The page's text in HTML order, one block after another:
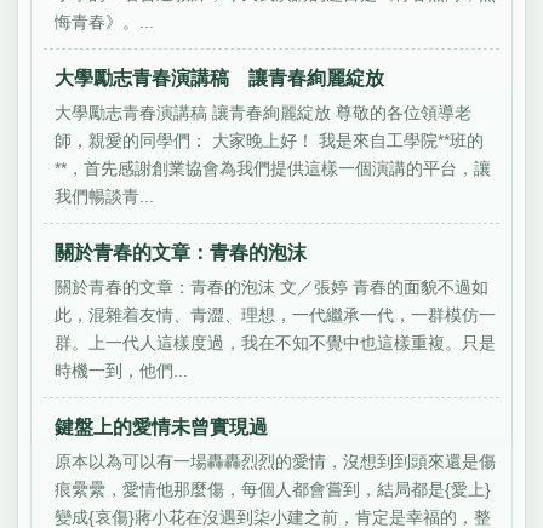
悔青春》。...
大學勵志青春演講稿 讓青春絢麗綻放
大學勵志青春演講稿 讓青春絢麗綻放 尊敬的各位領導老
師，親愛的同學們： 大家晚上好！ 我是來自工學院**班的
**，首先感謝創業協會為我們提供這樣一個演講的平台，讓
我們暢談青...
關於青春的文章：青春的泡沫
關於青春的文章：青春的泡沫 文／張婷 青春的面貌不過如
此，混雜着友情、青澀、理想，一代繼承一代，一群模仿一
群。上一代人這樣度過，我在不知不覺中也這樣重複。只是
時機一到，他們...
鍵盤上的愛情未曾實現過
原本以為可以有一場轟轟烈烈的愛情，沒想到到頭來還是傷
痕纍纍，愛情他那麼傷，每個人都會嘗到，結局都是{愛上}
變成{哀傷}蔣小花在沒遇到柒小建之前，肯定是幸福的，整